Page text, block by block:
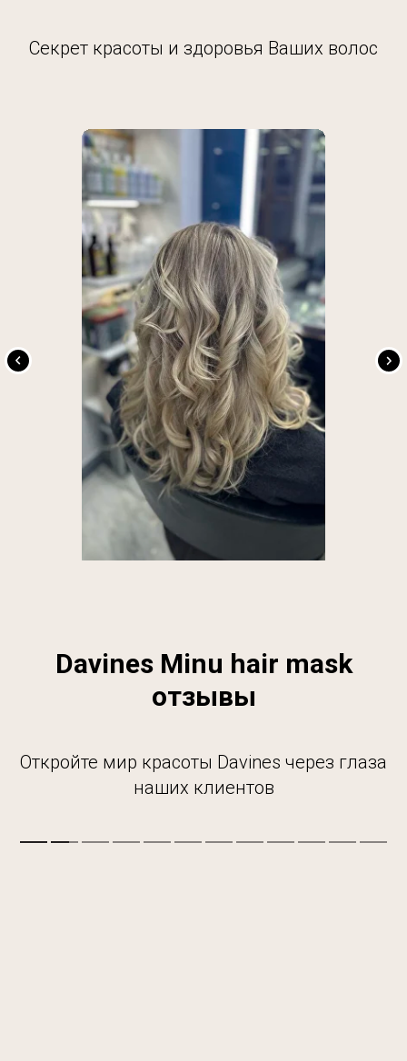
Секрет красоты и здоровья Ваших волос
Davines Minu hair mask
отзывы
Откройте мир красоты Davines через глаза
наших клиентов